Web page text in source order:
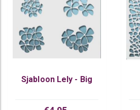
Sjabloon Lely - Big